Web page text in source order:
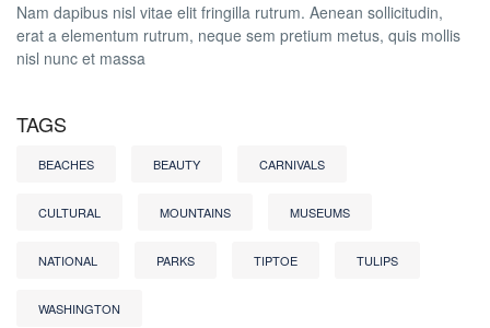
Nam dapibus nisl vitae elit fringilla rutrum. Aenean sollicitudin,
erat a elementum rutrum, neque sem pretium metus, quis mollis
nisl nunc et massa
TAGS
BEACHES BEAUTY CARNIVALS
CULTURAL MOUNTAINS MUSEUMS
NATIONAL PARKS TIPTOE TULIPS
WASHINGTON